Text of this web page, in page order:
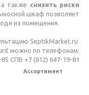
а также снизить риски
шкаф позволяет
из помещения.
SeptikMarket.ru
можно по телефонам:
СПБ +7 (812) 647-19-81
Ассортимент